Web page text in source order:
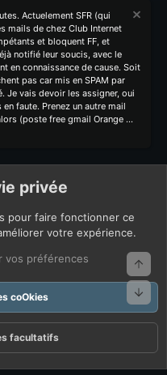
Actuelement SFR (qui
mails de chez Club Internet
et bloquent FF, et
notifié leur soucis, avec le
en connaissance de cause. Soit
pas car mis en SPAM par
Je vais devoir les assigner, oui
faute. Prenez un autre mail
(poste free gmail Orange ...
privée
pour faire fonctionner ce
votre expérience.
vos préférences
coOkies
facultatifs